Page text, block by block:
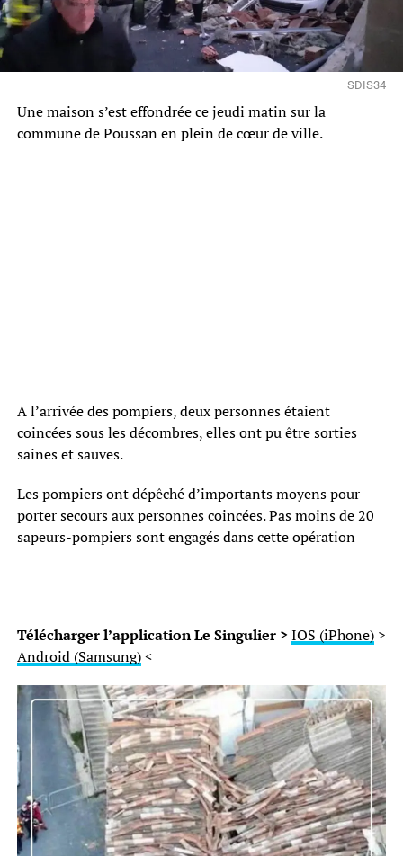
SDIS34
Une maison s’est effondrée ce jeudi matin sur la
commune de Poussan en plein de cœur de ville.
A l’arrivée des pompiers, deux personnes étaient
coincées sous les décombres, elles ont pu être sorties
saines et sauves.
Les pompiers ont dépêché d’importants moyens pour
porter secours aux personnes coincées. Pas moins de 20
sapeurs-pompiers sont engagés dans cette opération
Télécharger l’application Le Singulier > IOS (iPhone)>
Android (Samsung)<